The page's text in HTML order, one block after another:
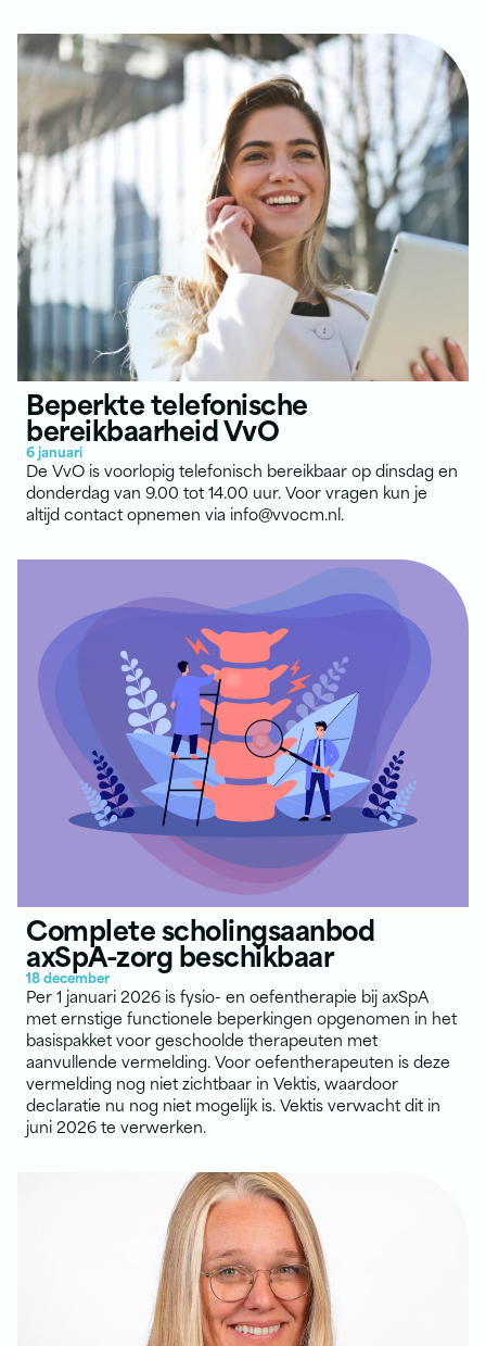
Beperkte telefonische
bereikbaarheid VvO
6 januari
De VvO is voorlopig telefonisch bereikbaar op dinsdag en
donderdag van 9.00 tot 14.00 uur. Voor vragen kun je
altijd contact opnemen via info@vvocm.nl.
Complete scholingsaanbod
axSpA-zorg beschikbaar
18 december
Per 1 januari 2026 is fysio- en oefentherapie bij axSpA
met ernstige functionele beperkingen opgenomen in het
basispakket voor geschoolde therapeuten met
aanvullende vermelding. Voor oefentherapeuten is deze
vermelding nog niet zichtbaar in Vektis, waardoor
declaratie nu nog niet mogelijk is. Vektis verwacht dit in
juni 2026 te verwerken.